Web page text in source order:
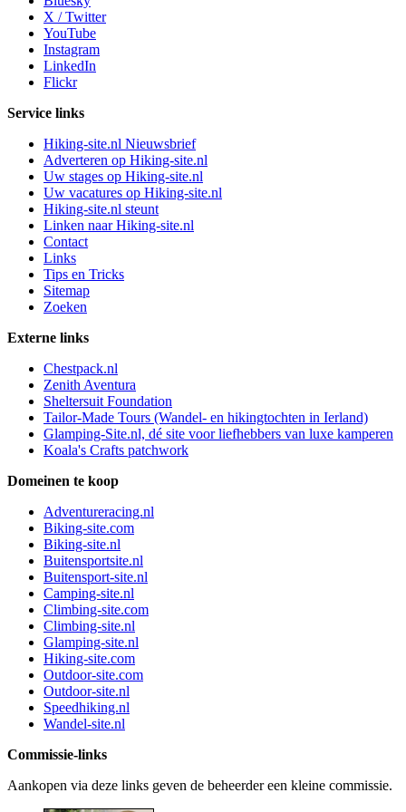
X / Twitter
YouTube
Instagram
LinkedIn
Flickr
Service links
Hiking-site.nl Nieuwsbrief
Adverteren op Hiking-site.nl
Uw stages op Hiking-site.nl
Uw vacatures op Hiking-site.nl
Hiking-site.nl steunt
Linken naar Hiking-site.nl
Contact
Links
Tips en Tricks
Sitemap
Zoeken
Externe links
Chestpack.nl
Zenith Aventura
Sheltersuit Foundation
Tailor-Made Tours (Wandel- en hikingtochten in Ierland)
Glamping-Site.nl, dé site voor liefhebbers van luxe kamperen
Koala's Crafts patchwork
Domeinen te koop
Adventureracing.nl
Biking-site.com
Biking-site.nl
Buitensportsite.nl
Buitensport-site.nl
Camping-site.nl
Climbing-site.com
Climbing-site.nl
Glamping-site.nl
Hiking-site.com
Outdoor-site.com
Outdoor-site.nl
Speedhiking.nl
Wandel-site.nl
Commissie-links
Aankopen via deze links geven de beheerder een kleine commissie.